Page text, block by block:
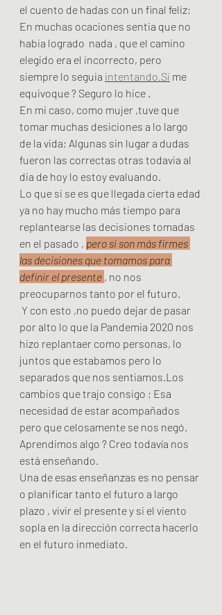
el cuento de hadas con un final feliz;
En muchas ocaciones sentia que no
habia logrado  nada , que el camino
elegido era el incorrecto, pero
siempre lo seguia intentando.Si me
equivoque ? Seguro lo hice .
En mi caso, como mujer ,tuve que
tomar muchas desiciones a lo largo
de la vida; Algunas sin lugar a dudas
fueron las correctas otras todavia al
dia de hoy lo estoy evaluando.
Lo que si se es que llegada cierta edad
ya no hay mucho más tiempo para
replantearse las decisiones tomadas
en el pasado , pero si son más firmes
las decisiones que tomamos para
definir el presente , no nos
preocuparnos tanto por el futuro.
por alto lo que la Pandemia 2020 nos
hizo replantaer como personas, lo
juntos que estabamos pero lo
separados que nos sentiamos.Los
cambios que trajo consigo ; Esa
necesidad de estar acompañados
pero que celosamente se nos negó.
Aprendimos algo ? Creo todavía nos
está enseñando.
Una de esas enseñanzas es no pensar
o planificar tanto el futuro a largo
plazo , vivir el presente y si el viento
sopla en la dirección correcta hacerlo
en el futuro inmediato.